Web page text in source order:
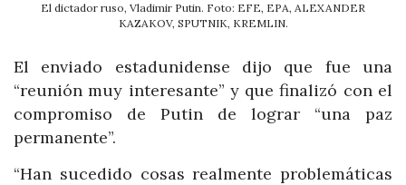
El dictador ruso, Vladimir Putin. Foto: EFE, EPA, ALEXANDER
KAZAKOV, SPUTNIK, KREMLIN.
El enviado estadunidense dijo que fue una
“reunión muy interesante” y que finalizó con el
compromiso de Putin de lograr “una paz
permanente”.
“Han sucedido cosas realmente problemáticas